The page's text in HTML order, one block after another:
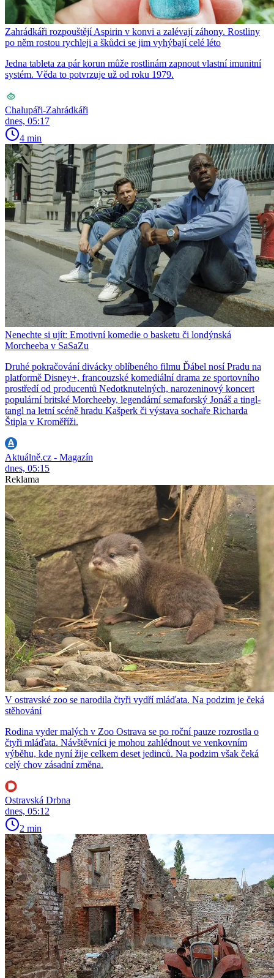
Zahrádkáři rozpouštějí Aspirin v konvi a zalévají záhony. Rostliny
po něm rostou rychleji a škůdci se jim vyhýbají celé léto
Jedna tableta za pár korun může rostlinám zapnout vlastní imunitní
systém. Věda to potvrzuje už od roku 1979.
Chalupáři-Zahrádkáři
dnes, 05:17
4 min
Nenechte si ujít: Emotivní komedie o basketu či londýnská
Morcheeba v SaSaZu
Druhé pokračování divácky oblíbeného filmu Ďábel nosí Pradu na
platformě Disney+, francouzské komediální drama ze sportovního
prostředí od producentů Nedotknutelných, narozeninový koncert
populární britské Morcheeby, legendární semaforský Jonáš a tingl-
tangl na letní scéně hradu Kašperk či výstava sochaře Richarda
Štipla v Kroměříži.
Aktuálně.cz - Magazín
dnes, 05:15
Reklama
V ostravské zoo se narodila čtyři vydří mláďata. Na podzim je čeká
stěhování
Rodina vyder malých v Zoo Ostrava se po roční pauze rozrostla o
čtyři mláďata. Návštěvníci je mohou zahlédnout ve venkovním
výběhu, kde nyní žije celkem deset jedinců. Na podzim však čeká
celý chov zásadní změna.
Ostravská Drbna
dnes, 05:12
2 min